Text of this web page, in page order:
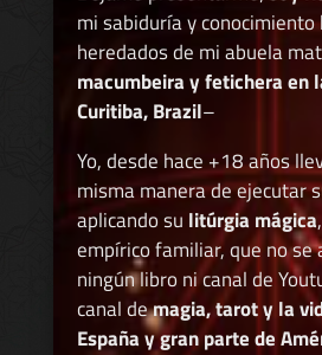
mi sabiduría y conocimiento
heredados de mi abuela
macumbeira y fetichera en
Curitiba, Brazil–
Yo, desde hace +18 años
misma manera de ejecutar
aplicando su litúrgia mágica
empírico familiar, que no se
ningún libro ni canal de
canal demagia, tarot y la
España y gran parte de